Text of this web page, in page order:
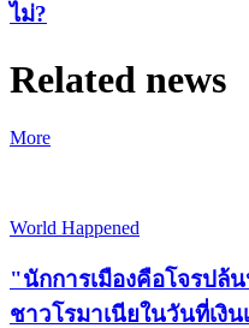
ไม่?
Related news
More
World Happened
"นักการเมืองคือโจรปล้
ชาวโรมาเนียในวันที่เงิ